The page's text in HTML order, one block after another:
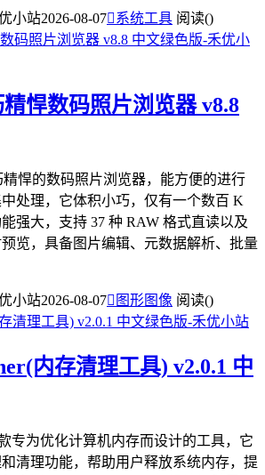
小站2026-08-07系统工具 阅读()
悍数码照片浏览器 v8.8
精悍的数码照片浏览器，能方便的进行
处理，它体积小巧，仅有一个数百 K
强大，支持 37 种 RAW 格式直读以及
览，具备图片编辑、元数据解析、批量
小站2026-08-07 图形图像 阅读()
内存清理工具) v2.0.1 中
专为优化计算机内存而设计的工具，它
清理功能，帮助用户释放系统内存，提